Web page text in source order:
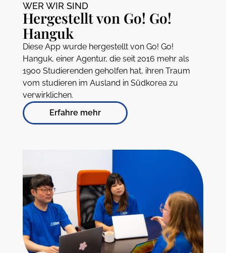
WER WIR SIND
Hergestellt von Go! Go!
Hanguk
Diese App wurde hergestellt von Go! Go!
Hanguk, einer Agentur, die seit 2016 mehr als
1900 Studierenden geholfen hat, ihren Traum
vom studieren im Ausland in Südkorea zu
verwirklichen.
Erfahre mehr